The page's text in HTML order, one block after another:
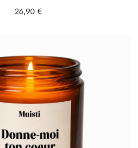
Prix
26,90 €